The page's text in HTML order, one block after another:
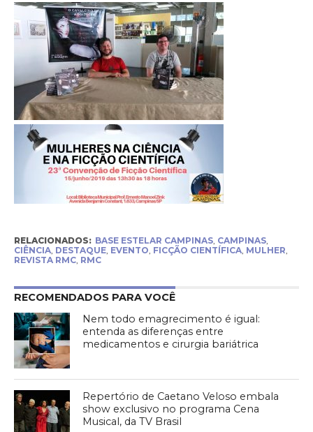
RELACIONADOS: BASE ESTELAR CAMPINAS, CAMPINAS,
CIÊNCIA, DESTAQUE, EVENTO, FICÇÃO CIENTÍFICA, MULHER,
REVISTA RMC, RMC
RECOMENDADOS PARA VOCÊ
Nem todo emagrecimento é igual:
entenda as diferenças entre
medicamentos e cirurgia bariátrica
Repertório de Caetano Veloso embala
show exclusivo no programa Cena
Musical, da TV Brasil